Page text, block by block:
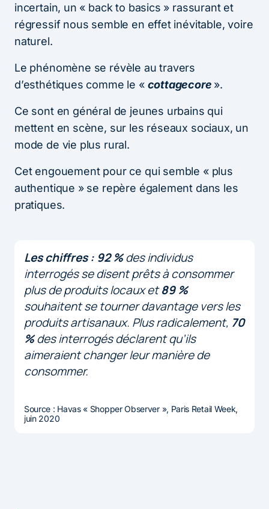
incertain, un « back to basics » rassurant et
régressif nous semble en effet inévitable, voire
naturel.
Le phénomène se révèle au travers
d’esthétiques comme le « cottagecore ».
Ce sont en général de jeunes urbains qui
mettent en scène, sur les réseaux sociaux, un
mode de vie plus rural.
Cet engouement pour ce qui semble « plus
authentique » se repère également dans les
pratiques.
Les chiffres : 92 %des individus
interrogés se disent prêts à consommer
plus de produits locaux et89 %
souhaitent se tourner davantage vers les
produits artisanaux. Plus radicalement, 70
%des interrogés déclarent qu’ils
aimeraient changer leur manière de
consommer.
Source : Havas « Shopper Observer », Paris Retail Week,
juin 2020